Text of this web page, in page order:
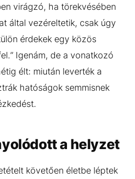
virágzó, ha törekvésében
által vezéreltetik, csak úgy
érdekek egy közös
Igenám, de a vonatkozó
élt: miután leverték a
hatóságok semmisnek
a helyzet
követően életbe léptek